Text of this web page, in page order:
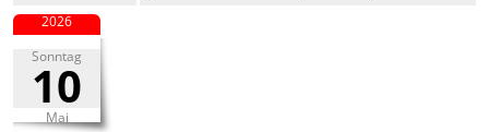
Sonntag
10
Mai
2026